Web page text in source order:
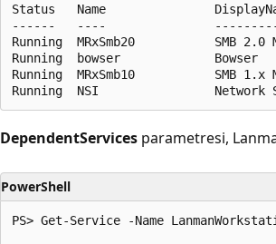
Status   Name
------   ----
Running  MRxSmb20           SMB 2.0
Running  bowser             Bowser
Running  MRxSmb10           SMB 1.x
DependentServices parametresi,
PowerShell
PS> Get-Service -Name